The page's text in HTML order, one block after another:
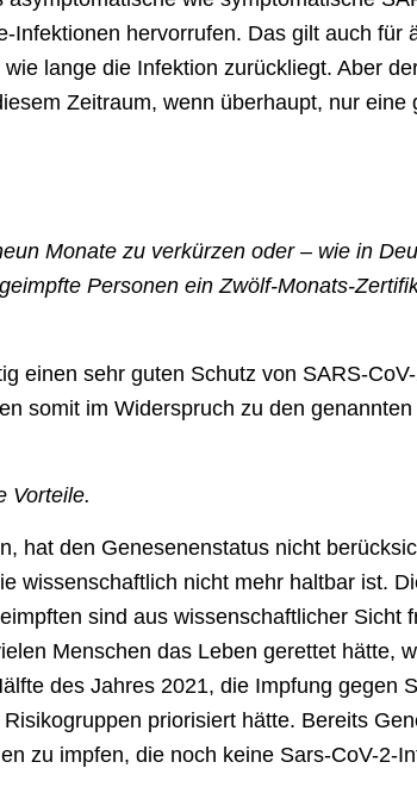
Infektionen hervorrufen. Das gilt auch für
lange die Infektion zurückliegt. Aber
Zeitraum, wenn überhaupt, nur eine
Monate zu verkürzen oder – wie in
Personen ein Zwölf-Monats-
einen sehr guten Schutz von SARS-
somit im Widerspruch zu den genannten
Vorteile.
hat den Genesenenstatus nicht
wissenschaftlich nicht mehr haltbar ist.
sind aus wissenschaftlicher Sicht
Menschen das Leben gerettet hätte,
des Jahres 2021, die Impfung gegen
priorisiert hätte. Bereits
zu impfen, die noch keine Sars-CoV-2-